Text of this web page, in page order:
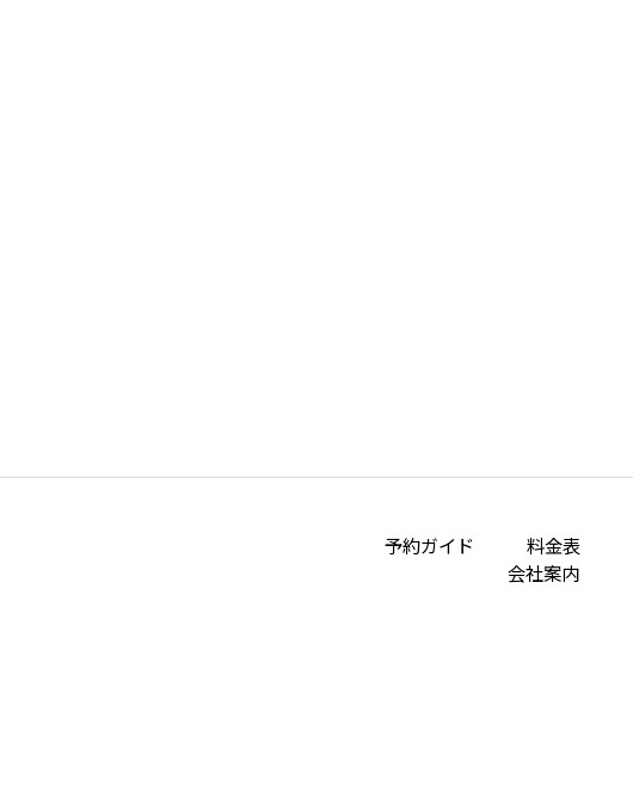
予約ガイド 料金表
会社案内